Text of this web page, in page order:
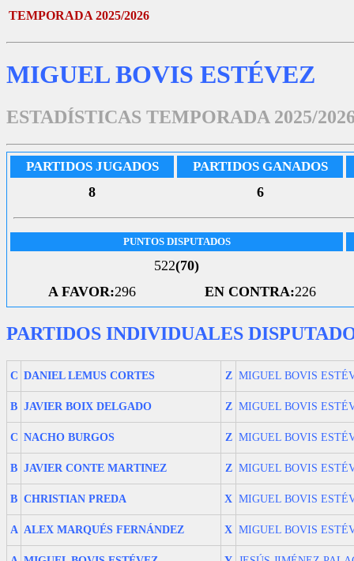
TEMPORADA 2025/2026
MIGUEL BOVIS ESTÉVEZ
ESTADÍSTICAS TEMPORADA 2025/
PARTIDOS JUGADOS PARTIDOS GANADOS
8 6
PUNTOS DISPUTADOS
522(70)
A FAVOR:296 EN CONTRA:226
PARTIDOS INDIVIDUALES
C DANIEL LEMUS CORTES Z MIGUEL BOVIS
B JAVIER BOIX DELGADO Z MIGUEL BOVIS
C NACHO BURGOS Z MIGUEL BOVIS
B JAVIER CONTE MARTINEZ Z MIGUEL BOVIS
B CHRISTIAN PREDA X MIGUEL BOVIS
A ALEX MARQUÉS FERNÁNDEZ X MIGUEL BOVIS